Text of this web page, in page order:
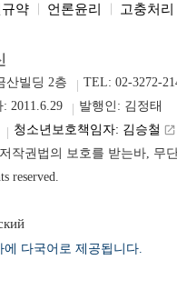
약 언론윤리 고충처리
산빌딩 2층
TEL: 02-3272-
2011.6.29
발행인: 김정태
청소년보호책임자: 김승철 launch
작권법의 보호를 받는바, 무
reserved.
다국어로 제공됩니다.